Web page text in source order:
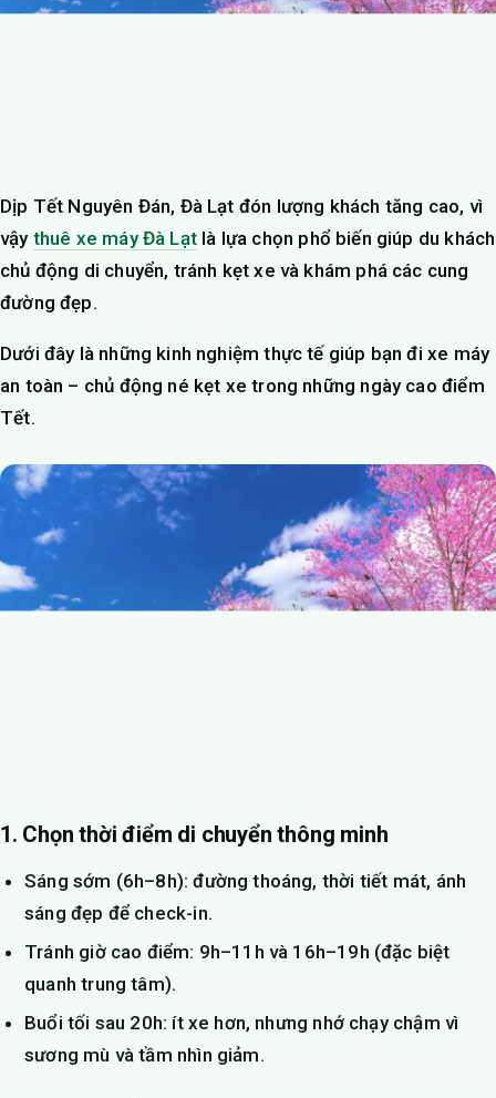
Dịp Tết Nguyên Đán, Đà Lạt đón lượng khách tăng cao, vì
vậy thuê xe máy Đà Lạtlà lựa chọn phổ biến giúp du khách
chủ động di chuyển, tránh kẹt xe và khám phá các cung
đường đẹp.
Dưới đây là những kinh nghiệm thực tế giúp bạn đi xe máy
an toàn – chủ động né kẹt xe trong những ngày cao điểm
Tết.
1. Chọn thời điểm di chuyển thông minh
Sáng sớm (6h–8h): đường thoáng, thời tiết mát, ánh
sáng đẹp để check-in.
Tránh giờ cao điểm: 9h–11h và 16h–19h (đặc biệt
quanh trung tâm).
Buổi tối sau 20h: ít xe hơn, nhưng nhớ chạy chậm vì
sương mù và tầm nhìn giảm.